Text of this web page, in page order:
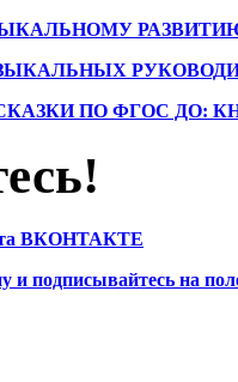
ПО ФГОС ДО:
ВКОНТАКТЕ
и подписывайтесь на